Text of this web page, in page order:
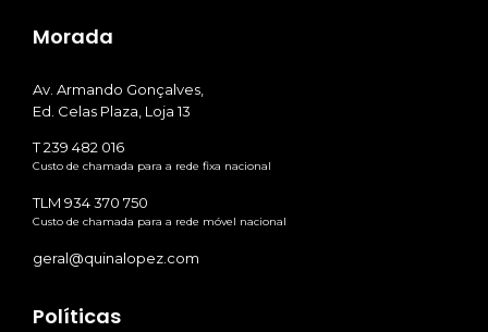
Morada
Av. Armando Gonçalves,
Ed. Celas Plaza, Loja 13
T 239 482 016
Custo de chamada para a rede fixa nacional
TLM 934 370 750
Custo de chamada para a rede móvel nacional
geral@quinalopez.com
Políticas